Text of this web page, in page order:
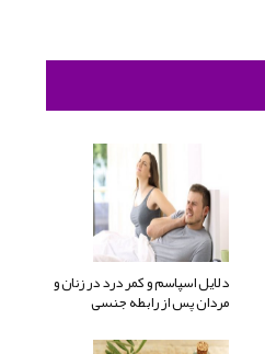
دلایل اسپاسم و کمر درد در زنان و
مردان پس از رابطه جنسی